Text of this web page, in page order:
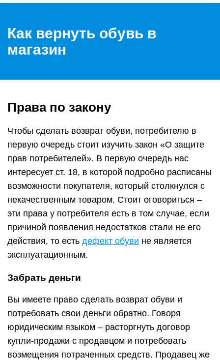
Как вернуть обувь в
магазин
Права по закону
Чтобы сделать возврат обуви, потребителю в
первую очередь стоит изучить закон «О защите
прав потребителей». В первую очередь нас
интересует ст. 18, в которой подробно расписаны
возможности покупателя, который столкнулся с
некачественным товаром. Стоит оговориться –
эти права у потребителя есть в том случае, если
причиной появления недостатков стали не его
действия, то есть дефект обуви не является
эксплуатационным.
Забрать деньги
Вы имеете право сделать возврат обуви и
потребовать свои деньги обратно. Говоря
юридическим языком – расторгнуть договор
купли-продажи с продавцом и потребовать
возмещения потраченных средств. Продавец же